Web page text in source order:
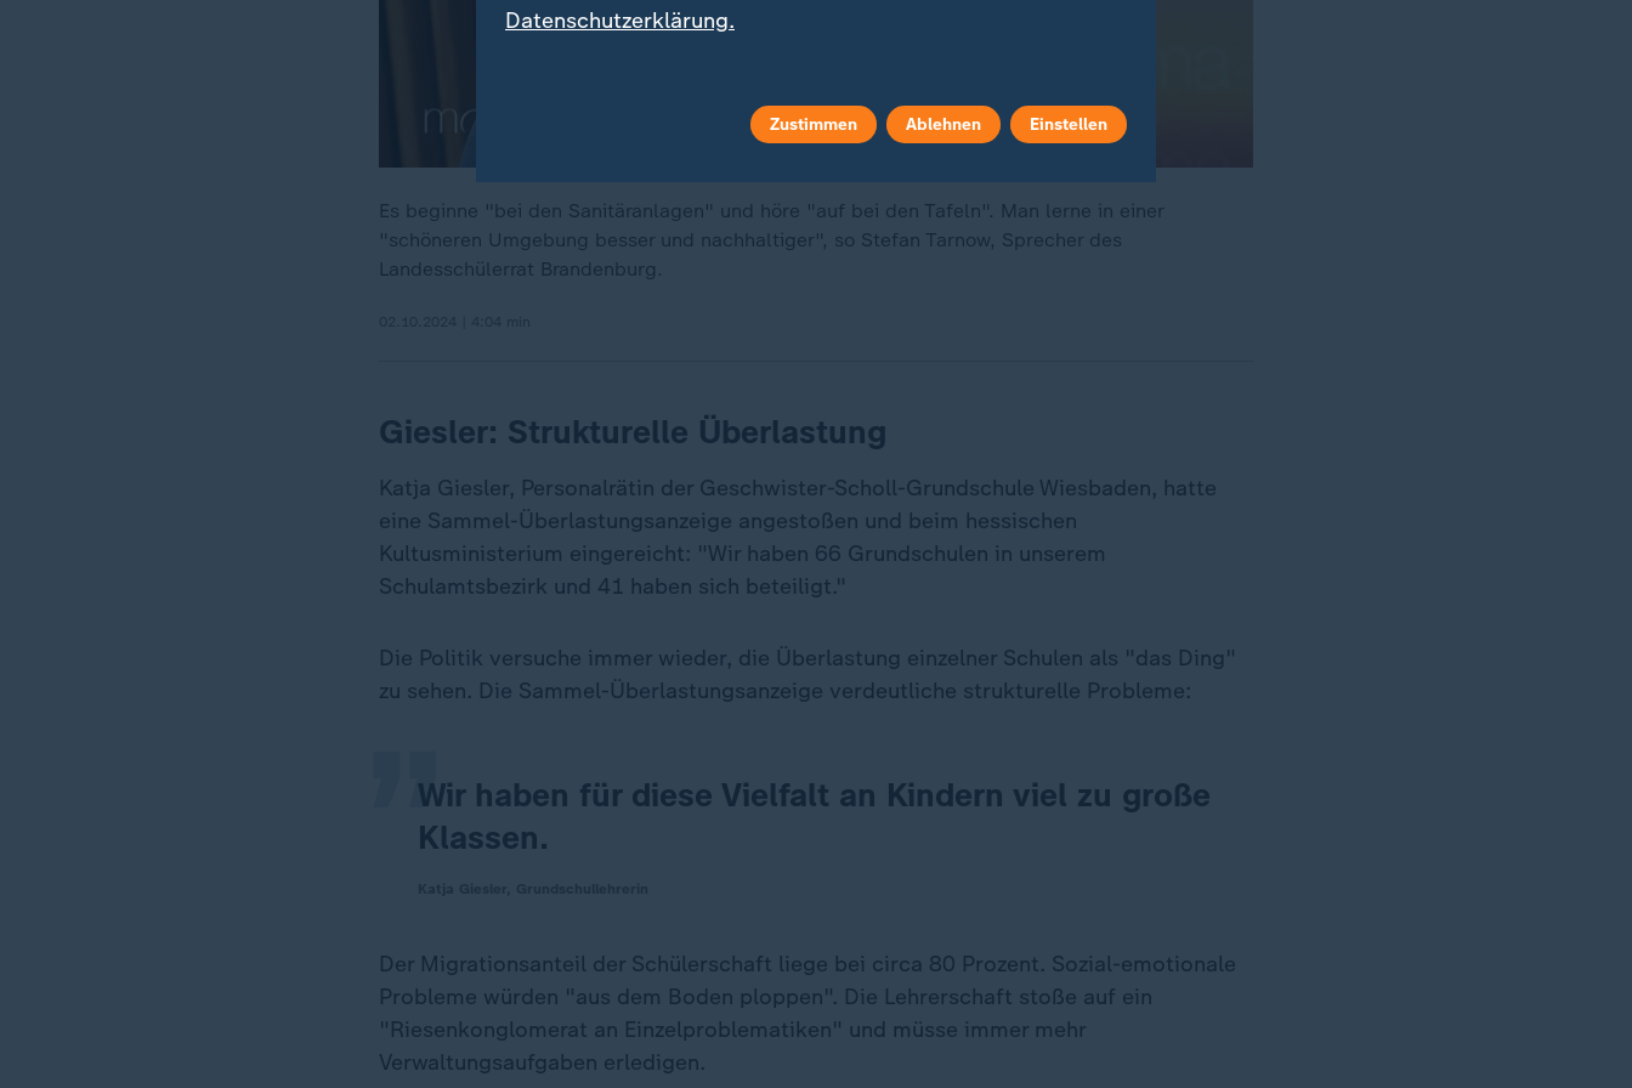
Es beginne "bei den Sanitäranlagen" und höre "auf bei den Tafeln". Man lerne in einer
"schöneren Umgebung besser und nachhaltiger", so Stefan Tarnow, Sprecher des
Landesschülerrat Brandenburg.
Giesler: Strukturelle Überlastung
Katja Giesler, Personalrätin der Geschwister-Scholl-Grundschule Wiesbaden, hatte
eine Sammel-Überlastungsanzeige angestoßen und beim hessischen
Kultusministerium eingereicht: "Wir haben 66 Grundschulen in unserem
Schulamtsbezirk und 41 haben sich beteiligt."
Die Politik versuche immer wieder, die Überlastung einzelner Schulen als "das Ding"
zu sehen. Die Sammel-Überlastungsanzeige verdeutliche strukturelle Probleme:
Wir haben für diese Vielfalt an Kindern viel zu große
Klassen.
„
Der Migrationsanteil der Schülerschaft liege bei circa 80 Prozent. Sozial-emotionale
Probleme würden "aus dem Boden ploppen". Die Lehrerschaft stoße auf ein
"Riesenkonglomerat an Einzelproblematiken" und müsse immer mehr
Verwaltungsaufgaben erledigen.
Datenschutzerklärung.
Zustimmen Ablehnen Einstellen